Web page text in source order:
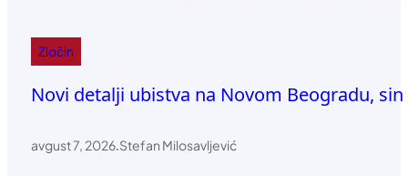
Zločin
Novi detalji ubistva na Novom Beogradu,
avgust 7, 2026.Stefan Milosavljević